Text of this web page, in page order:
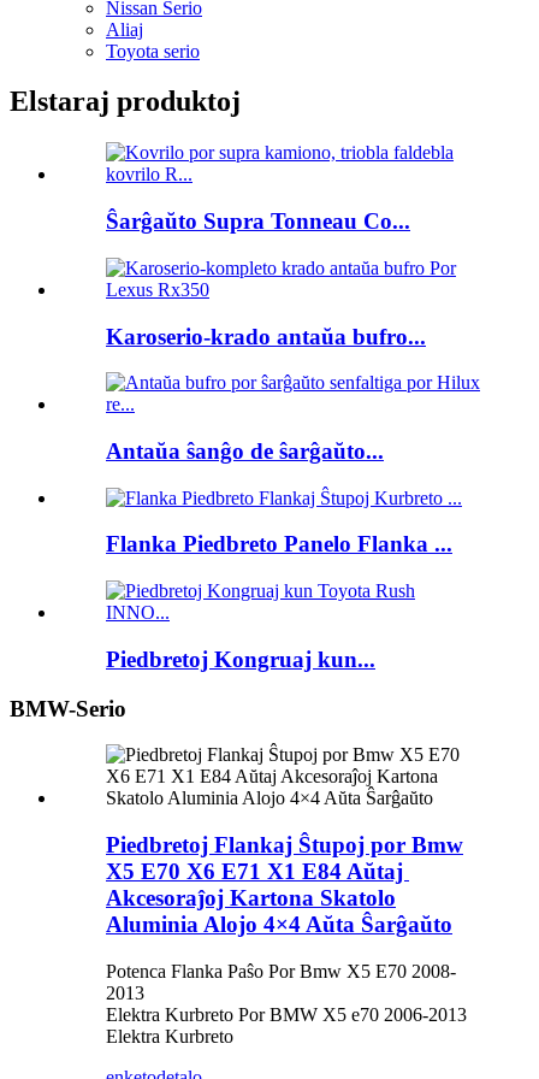
Nissan Serio
Aliaj
Toyota serio
Elstaraj produktoj
Ŝarĝaŭto Supra Tonneau Co...
Karoserio-krado antaŭa bufro...
Antaŭa ŝanĝo de ŝarĝaŭto...
Flanka Piedbreto Panelo Flanka ...
Piedbretoj Kongruaj kun...
BMW-Serio
Piedbretoj Flankaj Ŝtupoj por Bmw
X5 E70 X6 E71 X1 E84 Aŭtaj ​​
Akcesoraĵoj Kartona Skatolo
Aluminia Alojo 4×4 Aŭta Ŝarĝaŭto
Potenca Flanka Paŝo Por Bmw X5 E70 2008-
2013
Elektra Kurbreto Por BMW X5 e70 2006-2013
Elektra Kurbreto